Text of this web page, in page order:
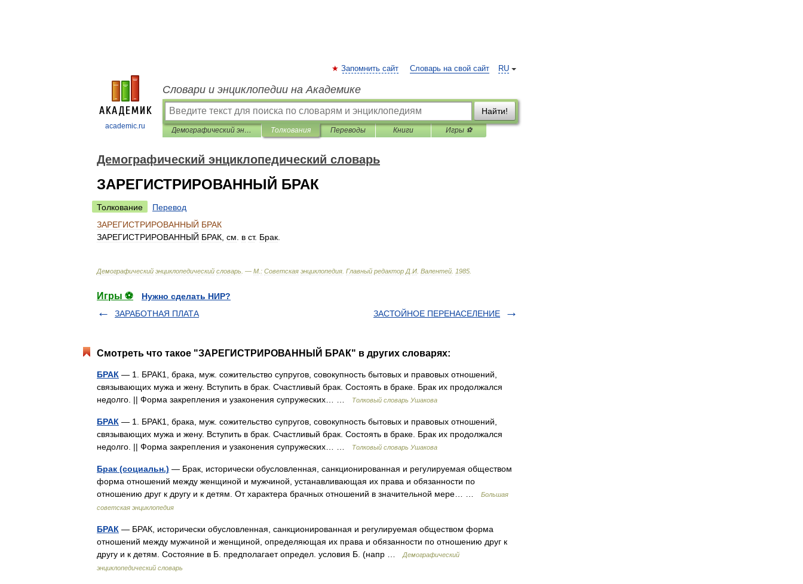
academic.ru
RU
Запомнить сайт Словарь на свой сайт
Словари и энциклопедии на Академике
Найти!
Демографический энциклопедический словарь Толкования Переводы Книги Игры ⚽
Демографический энциклопедический словарь
ЗАРЕГИСТРИРОВАННЫЙ БРАК
Толкование
Перевод
ЗАРЕГИСТРИРОВАННЫЙ БРАК
ЗАРЕГИСТРИРОВАННЫЙ БРАК см в ст. Брак
Демографический энциклопедический словарь . — М : Советская энциклопедия Главный редактор Д И Валентей 1985
Игры ⚽
Нужно сделать НИР?
ЗАРАБОТНАЯ ПЛАТА
ЗАСТОЙНОЕ ПЕРЕНАСЕЛЕНИЕ
Смотреть что такое "ЗАРЕГИСТРИРОВАННЫЙ БРАК" в других словарях:
БРАК — 1. БРАК1, брака, муж. сожительство супругов, совокупность бытовых и правовых отношений,
связывающих мужа и жену. Вступить в брак. Счастливый брак. Состоять в браке. Брак их продолжался
недолго. || Форма закрепления и узаконения супружеских… …
Толковый словарь Ушакова
БРАК — 1. БРАК1, брака, муж. сожительство супругов, совокупность бытовых и правовых отношений,
связывающих мужа и жену. Вступить в брак. Счастливый брак. Состоять в браке. Брак их продолжался
недолго. || Форма закрепления и узаконения супружеских… …
Толковый словарь Ушакова
Брак (социальн.) — Брак, исторически обусловленная, санкционированная и регулируемая обществом
форма отношений между женщиной и мужчиной, устанавливающая их права и обязанности по
отношению друг к другу и к детям. От характера брачных отношений в значительной мере… …
Большая
советская энциклопедия
БРАК — БРАК, исторически обусловленная, санкционированная и регулируемая обществом форма
отношений между мужчиной и женщиной, определяющая их права и обязанности по отношению друг к
другу и к детям. Состояние в Б. предполагает определ. условия Б. (напр …
Демографический
энциклопедический словарь